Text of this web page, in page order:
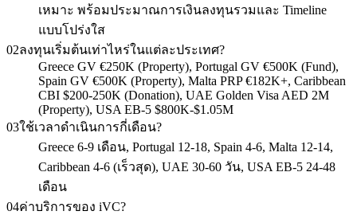
เหมาะ พร้อมประมาณการเงินลงทุนรวมและ Timeline
แบบโปร่งใส
02ลงทุนเริ่มต้นเท่าไหร่ในแต่ละประเทศ?
Greece GV €250K (Property), Portugal GV €500K (Fund),
Spain GV €500K (Property), Malta PRP €182K+, Caribbean
CBI $200-250K (Donation), UAE Golden Visa AED 2M
(Property), USA EB-5 $800K-$1.05M
03ใช้เวลาดำเนินการกี่เดือน?
Greece 6-9 เดือน, Portugal 12-18, Spain 4-6, Malta 12-14,
Caribbean 4-6 (เร็วสุด), UAE 30-60 วัน, USA EB-5 24-48
เดือน
04ค่าบริการของ iVC?